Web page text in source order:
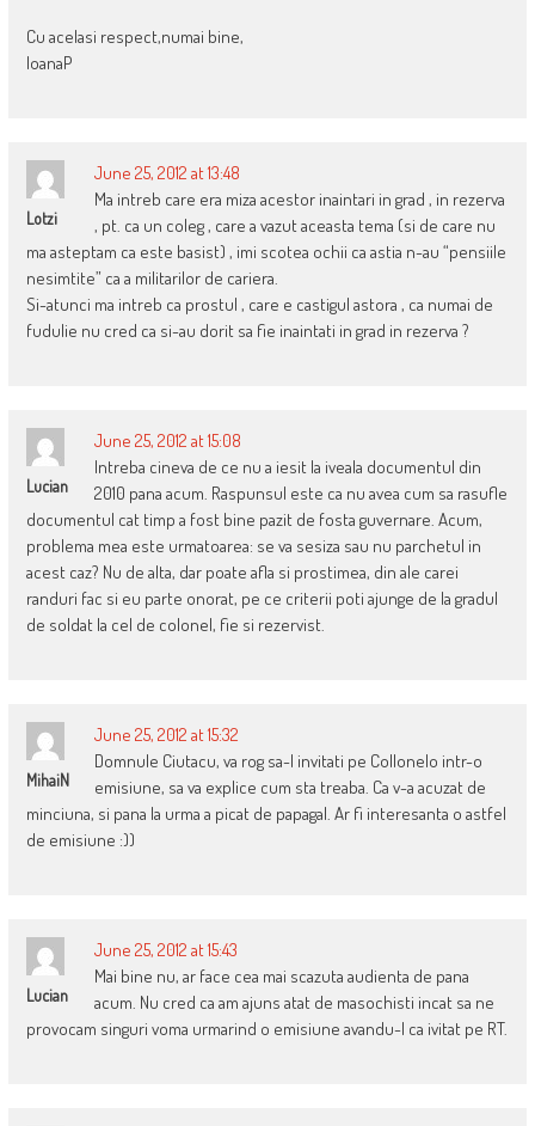
Cu acelasi respect,numai bine,
IoanaP
Lotzi
June 25, 2012 at 13:48
Ma intreb care era miza acestor inaintari in grad , in rezerva
, pt. ca un coleg , care a vazut aceasta tema (si de care nu
ma asteptam ca este basist) , imi scotea ochii ca astia n-au “pensiile
nesimtite” ca a militarilor de cariera.
Si-atunci ma intreb ca prostul , care e castigul astora , ca numai de
fudulie nu cred ca si-au dorit sa fie inaintati in grad in rezerva ?
Lucian
June 25, 2012 at 15:08
Intreba cineva de ce nu a iesit la iveala documentul din
2010 pana acum. Raspunsul este ca nu avea cum sa rasufle
documentul cat timp a fost bine pazit de fosta guvernare. Acum,
problema mea este urmatoarea: se va sesiza sau nu parchetul in
acest caz? Nu de alta, dar poate afla si prostimea, din ale carei
randuri fac si eu parte onorat, pe ce criterii poti ajunge de la gradul
de soldat la cel de colonel, fie si rezervist.
MihaiN
June 25, 2012 at 15:32
Domnule Ciutacu, va rog sa-l invitati pe Collonelo intr-o
emisiune, sa va explice cum sta treaba. Ca v-a acuzat de
minciuna, si pana la urma a picat de papagal. Ar fi interesanta o astfel
de emisiune :))
Lucian
June 25, 2012 at 15:43
Mai bine nu, ar face cea mai scazuta audienta de pana
acum. Nu cred ca am ajuns atat de masochisti incat sa ne
provocam singuri voma urmarind o emisiune avandu-l ca ivitat pe RT.